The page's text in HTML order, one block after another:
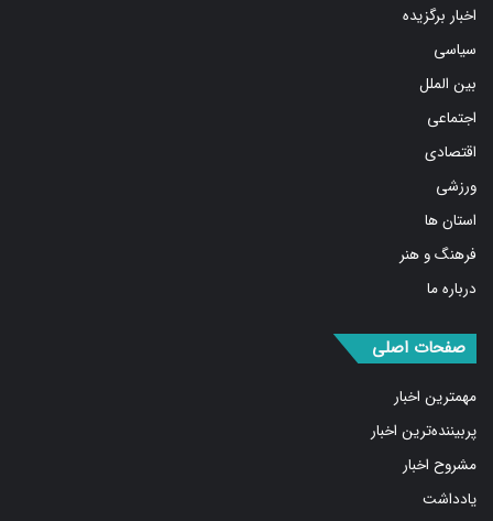
اخبار برگزیده
سیاسی
بین الملل
اجتماعی
اقتصادی
ورزشی
استان ها
فرهنگ و هنر
درباره ما
صفحات اصلی
مهمترین اخبار
پربیننده‌ترین اخبار
مشروح اخبار
یادداشت